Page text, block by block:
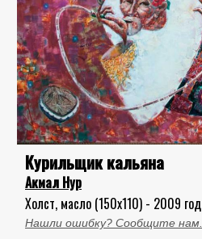
Курильщик кальяна
Акмал Нур
Холст, масло (150x110) - 2009 год
Нашли ошибку? Сообщите нам.